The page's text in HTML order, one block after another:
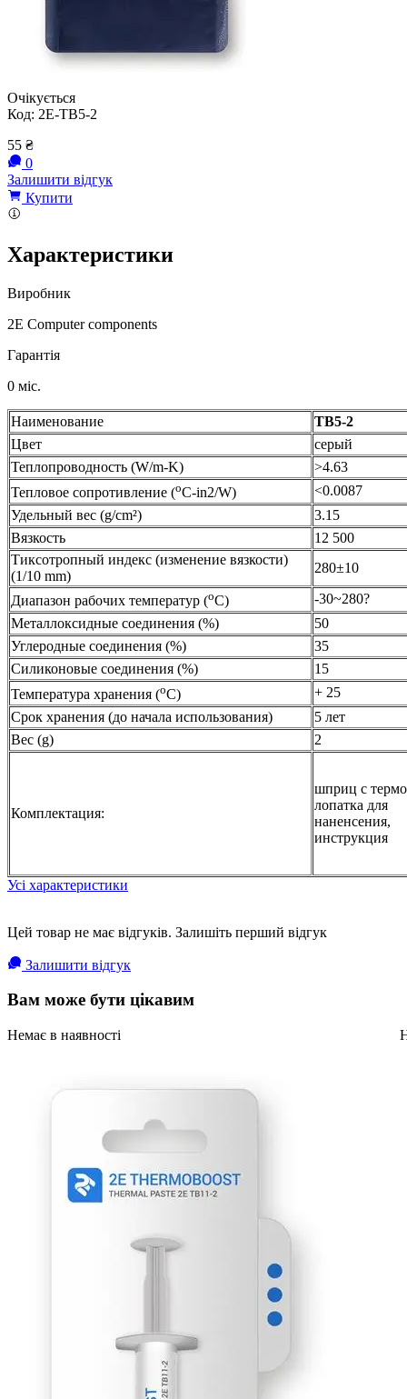
Очікується
Код: 2E-TB5-2
55 ₴
0
Залишити відгук
Купити
Характеристики
Виробник
2E Computer components
Гарантія
0 міс.
Наименование
TB5-2
Цвет
серый
Теплопроводность (W/m-K)
>4.63
Тепловое сопротивление (oC-in2/W)
<0.0087
Удельный вес (g/cm²)
3.15
Вязкость
12 500
Тиксотропный индекс (изменение вязкости)
(1/10 mm)
280±10
Диапазон рабочих температур (oC)
-30~280?
Металлоксидные соединения (%)
50
Углеродные соединения (%)
35
Силиконовые соединения (%)
15
Температура хранения (oC)
+ 25
Срок хранения (до начала использования)
5 лет
Вес (g)
2
Комплектация:
шприц с
лопатка для
наненсения,
инструкция
Усі характеристики
Цей товар не має відгуків. Залишіть перший відгук
Залишити відгук
Вам може бути цікавим
Немає в наявності